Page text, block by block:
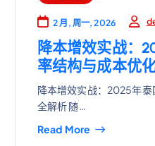
2 月, 周一, 2026
降本增效实战：
率结构与成本优
降本增效实战：2025年
全解析 随…
Read More